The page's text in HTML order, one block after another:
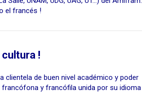
el francés !
!
clientela de buen nivel académico y poder
y francófila unida por su idioma